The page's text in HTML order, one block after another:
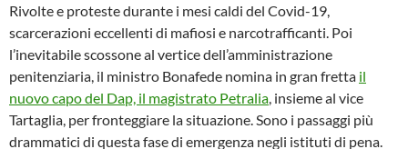
Rivolte e proteste durante i mesi caldi del Covid-19,
scarcerazioni eccellenti di mafiosi e narcotrafficanti. Poi
l’inevitabile scossone al vertice dell’amministrazione
penitenziaria, il ministro Bonafede nomina in gran fretta il
nuovo capo del Dap, il magistrato Petralia, insieme al vice
Tartaglia, per fronteggiare la situazione. Sono i passaggi più
drammatici di questa fase di emergenza negli istituti di pena.